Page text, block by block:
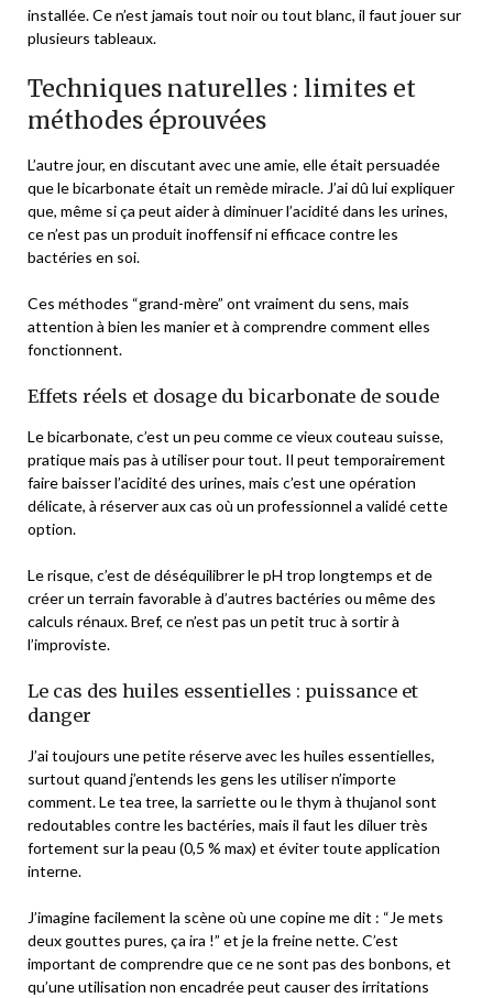
installée. Ce n’est jamais tout noir ou tout blanc, il faut jouer sur
plusieurs tableaux.
Techniques naturelles : limites et
méthodes éprouvées
L’autre jour, en discutant avec une amie, elle était persuadée
que le bicarbonate était un remède miracle. J’ai dû lui expliquer
que, même si ça peut aider à diminuer l’acidité dans les urines,
ce n’est pas un produit inoffensif ni efficace contre les
bactéries en soi.
Ces méthodes “grand-mère” ont vraiment du sens, mais
attention à bien les manier et à comprendre comment elles
fonctionnent.
Effets réels et dosage du bicarbonate de soude
Le bicarbonate, c’est un peu comme ce vieux couteau suisse,
pratique mais pas à utiliser pour tout. Il peut temporairement
faire baisser l’acidité des urines, mais c’est une opération
délicate, à réserver aux cas où un professionnel a validé cette
option.
Le risque, c’est de déséquilibrer le pH trop longtemps et de
créer un terrain favorable à d’autres bactéries ou même des
calculs rénaux. Bref, ce n’est pas un petit truc à sortir à
l’improviste.
Le cas des huiles essentielles : puissance et
danger
J’ai toujours une petite réserve avec les huiles essentielles,
surtout quand j’entends les gens les utiliser n’importe
comment. Le tea tree, la sarriette ou le thym à thujanol sont
redoutables contre les bactéries, mais il faut les diluer très
fortement sur la peau (0,5 % max) et éviter toute application
interne.
J’imagine facilement la scène où une copine me dit : “Je mets
deux gouttes pures, ça ira !” et je la freine nette. C’est
important de comprendre que ce ne sont pas des bonbons, et
qu’une utilisation non encadrée peut causer des irritations